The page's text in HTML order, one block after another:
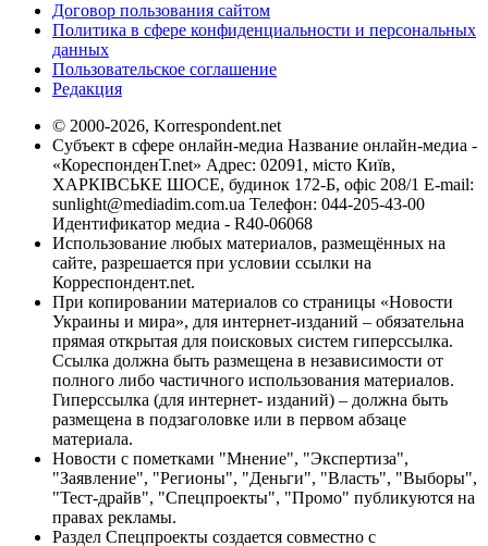
Договор пользования сайтом
Политика в сфере конфиденциальности и персональных
данных
Пользовательское соглашение
Редакция
© 2000-2026, Korrespondent.net
Субъект в сфере онлайн-медиа Название онлайн-медиа -
«КореспонденТ.net» Адрес: 02091, місто Київ,
ХАРКІВСЬКЕ ШОСЕ, будинок 172-Б, офіс 208/1 E-mail:
sunlight@mediadim.com.ua Телефон: 044-205-43-00
Идентификатор медиа - R40-06068
Использование любых материалов, размещённых на
сайте, разрешается при условии ссылки на
Корреспондент.net.
При копировании материалов со страницы «Новости
Украины и мира», для интернет-изданий – обязательна
прямая открытая для поисковых систем гиперссылка.
Ссылка должна быть размещена в независимости от
полного либо частичного использования материалов.
Гиперссылка (для интернет- изданий) – должна быть
размещена в подзаголовке или в первом абзаце
материала.
Новости с пометками "Мнение", "Экспертиза",
"Заявление", "Регионы", "Деньги", "Власть", "Выборы",
"Тест-драйв", "Спецпроекты", "Промо" публикуются на
правах рекламы.
Раздел Спецпроекты создается совместно с